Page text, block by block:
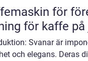
för
för kaffe på
Svanar är
och elegans. Deras